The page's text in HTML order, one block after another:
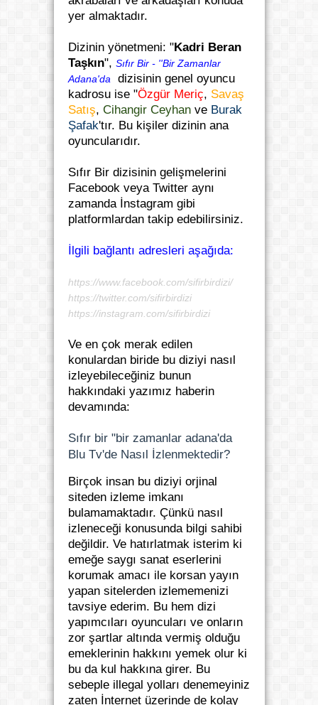
yer almaktadır.
Dizinin yönetmeni: "Kadri Beran
Taşkın", Sıfır Bir - ''Bir Zamanlar
Adana'da
dizisinin genel oyuncu
kadrosu ise "Özgür Meriç, Savaş
Satış, Cihangir Ceyhanve Burak
Şafak'tır. Bu kişiler dizinin ana
oyuncularıdır.
Sıfır Bir dizisinin gelişmelerini
Facebook veya Twitter aynı
zamanda İnstagram gibi
platformlardan takip edebilirsiniz.
İlgili bağlantı adresleri aşağıda:
https://www.facebook.com/sifirbirdizi/
https://twitter.com/sifirbirdizi
https://instagram.com/sifirbirdizi
Ve en çok merak edilen
konulardan biride bu diziyi nasıl
izleyebileceğiniz bunun
hakkındaki yazımız haberin
devamında:
Sıfır bir "bir zamanlar adana'da
Blu Tv'de Nasıl İzlenmektedir?
Birçok insan bu diziyi orjinal
siteden izleme imkanı
bulamamaktadır. Çünkü nasıl
izleneceği konusunda bilgi sahibi
değildir. Ve hatırlatmak isterim ki
emeğe saygı sanat eserlerini
korumak amacı ile korsan yayın
yapan sitelerden izlememenizi
tavsiye ederim. Bu hem dizi
yapımcıları oyuncuları ve onların
zor şartlar altında vermiş olduğu
emeklerinin hakkını yemek olur ki
bu da kul hakkına girer. Bu
sebeple illegal yolları denemeyiniz
zaten İnternet üzerinde de kolay